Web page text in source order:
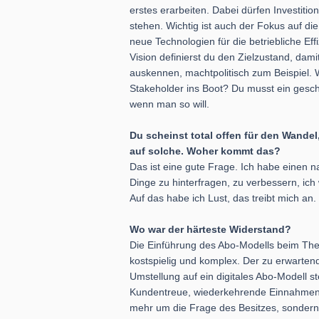
erstes erarbeiten. Dabei dürfen
stehen. Wichtig ist auch der Fokus auf
neue Technologien für die betriebliche
Vision definierst du den Zielzustand,
auskennen, machtpolitisch zum Beispiel.
Stakeholder ins Boot? Du musst ein
wenn man so will.
Du scheinst total offen für den
auf solche. Woher kommt das?
Das ist eine gute Frage. Ich habe einen
Dinge zu hinterfragen, zu verbessern,
Auf das habe ich Lust, das treibt mich
Wo war der härteste Widerstand?
Die Einführung des Abo-Modells beim
kostspielig und komplex. Der zu
Umstellung auf ein digitales Abo-Modell
Kundentreue, wiederkehrende
mehr um die Frage des Besitzes,